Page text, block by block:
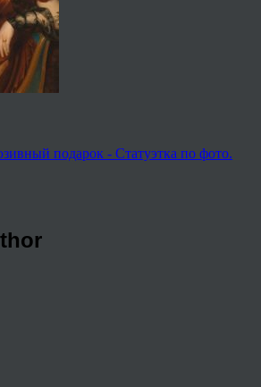
подарок - Статуэтка по фото.